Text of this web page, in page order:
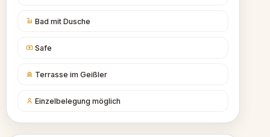
Bad mit Dusche
Safe
Terrasse im Geißler
Einzelbelegung möglich